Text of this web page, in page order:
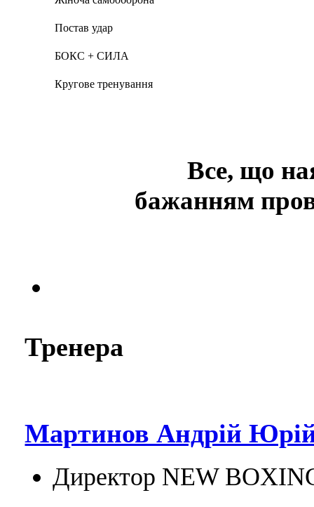
Постав удар
БОКС + СИЛА
Кругове тренування
Все, що
бажанням
Тренера
Мартинов Андрій
Директор NEW